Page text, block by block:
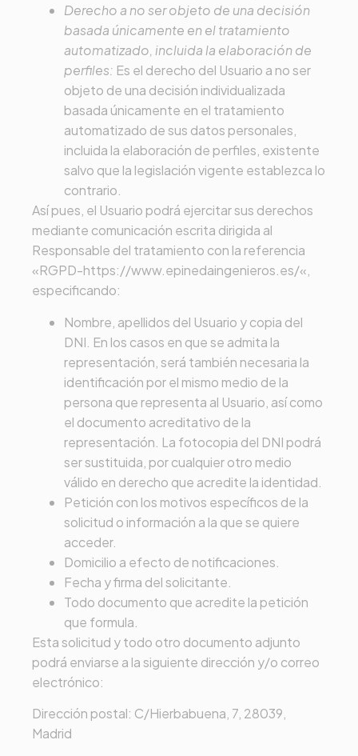
Derecho a no ser objeto de una decisión
basada únicamente en el tratamiento
automatizado, incluida la elaboración de
perfiles: Es el derecho del Usuario a no ser
objeto de una decisión individualizada
basada únicamente en el tratamiento
automatizado de sus datos personales,
incluida la elaboración de perfiles, existente
salvo que la legislación vigente establezca lo
contrario.
Así pues, el Usuario podrá ejercitar sus derechos
mediante comunicación escrita dirigida al
Responsable del tratamiento con la referencia
«RGPD-https://www.epinedaingenieros.es/«,
especificando:
Nombre, apellidos del Usuario y copia del
DNI. En los casos en que se admita la
representación, será también necesaria la
identificación por el mismo medio de la
persona que representa al Usuario, así como
el documento acreditativo de la
representación. La fotocopia del DNI podrá
ser sustituida, por cualquier otro medio
válido en derecho que acredite la identidad.
Petición con los motivos específicos de la
solicitud o información a la que se quiere
acceder.
Domicilio a efecto de notificaciones.
Fecha y firma del solicitante.
Todo documento que acredite la petición
que formula.
Esta solicitud y todo otro documento adjunto
podrá enviarse a la siguiente dirección y/o correo
electrónico:
Dirección postal: C/Hierbabuena, 7, 28039,
Madrid